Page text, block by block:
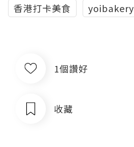
香港打卡美食
yoibakery
1個讚好
收藏